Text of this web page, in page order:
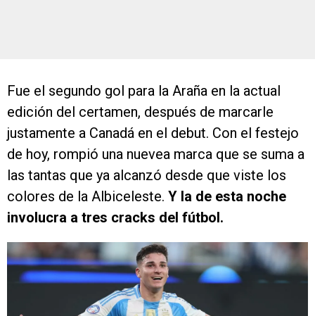
Fue el segundo gol para la Araña en la actual
edición del certamen, después de marcarle
justamente a Canadá en el debut. Con el festejo
de hoy, rompió una nuevea marca que se suma a
las tantas que ya alcanzó desde que viste los
colores de la Albiceleste. Y la de esta noche
involucra a tres cracks del fútbol.